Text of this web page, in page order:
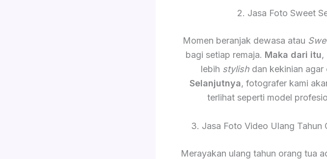
2. Jasa Foto Sweet
Momen beranjak dewasa atau
bagi setiap remaja. Maka dari itu,
lebih stylish dan kekinian
Selanjutnya, fotografer kami
terlihat seperti model
3. Jasa Foto Video Ulang Tahun
Merayakan ulang tahun orang tua